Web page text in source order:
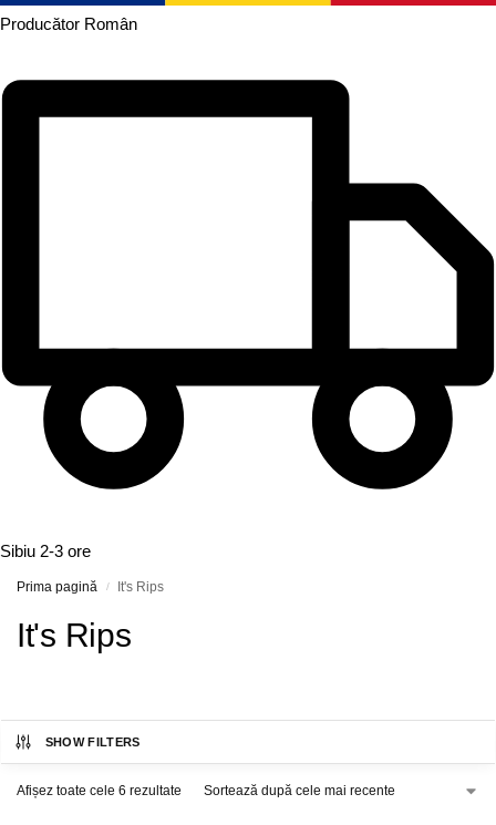
Producător Român
Sibiu 2-3 ore
Prima pagină / It's Rips
It's Rips
SHOW FILTERS
Afișez toate cele 6 rezultate